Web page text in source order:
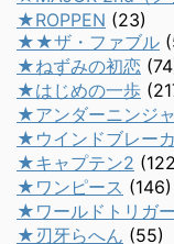
★ROPPEN (23)
★★ザ・ファブル
★ねずみの初恋
★はじめの一歩
★アンダーニンジャ
★ウインドブレー
★キャプテン2
★ワンピース (146)
★ワールドトリガー
★刃牙らへん (55)